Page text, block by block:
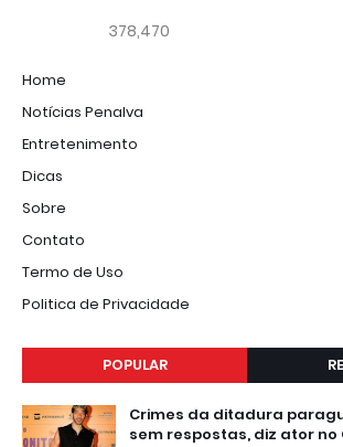
378,470
Home
Notícias Penalva
Entretenimento
Dicas
Sobre
Contato
Termo de Uso
Politica de Privacidade
POPULAR
Crimes da ditadura
sem respostas, diz ator no